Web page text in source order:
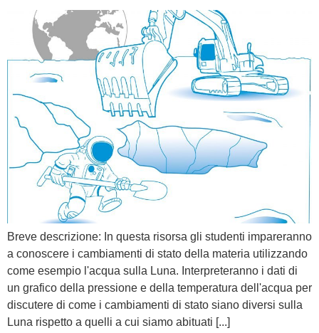
Breve descrizione: In questa risorsa gli studenti impareranno
a conoscere i cambiamenti di stato della materia utilizzando
come esempio l'acqua sulla Luna. Interpreteranno i dati di
un grafico della pressione e della temperatura dell'acqua per
discutere di come i cambiamenti di stato siano diversi sulla
Luna rispetto a quelli a cui siamo abituati [...]